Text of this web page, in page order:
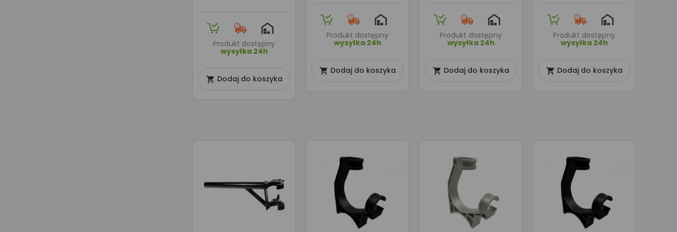
Produkt dostępny
wysyłka 24h
 Dodaj do koszyka
Produkt dostępny
wysyłka 24h
 Dodaj do koszyka
Produkt dostępny
wysyłka 24h
 Dodaj do koszyka
Produkt dostępny
wysyłka 24h
 Dodaj do koszyka